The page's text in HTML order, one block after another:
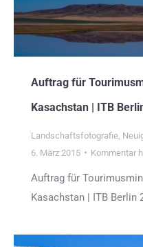
Auftrag für
Kasachstan | ITB
Landschaftsfotografie
6. März 2015
Kommentar
Auftrag für
Kasachstan | ITB Berlin